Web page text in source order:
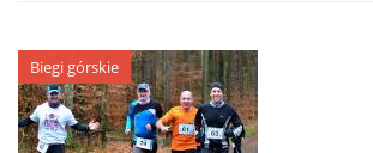
Biegi górskie